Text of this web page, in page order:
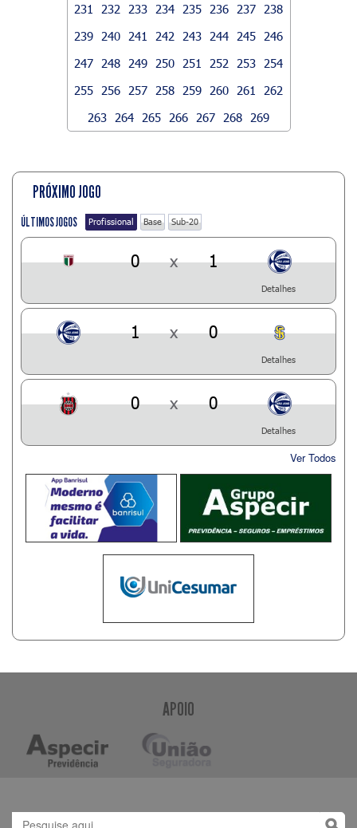
231
232 233 234 235 236 237
238
239
240 241 242 243 244 245
246
247
248 249 250 251 252 253
254
255
256 257 258 259 260 261
262
263
264 265 266 267 268 269
PRÓXIMO JOGO
ÚLTIMOS JOGOS Profissional Base Sub-20
0 x 1
Detalhes
1 x 0
Detalhes
0 x 0
Detalhes
Ver Todos
APOIO